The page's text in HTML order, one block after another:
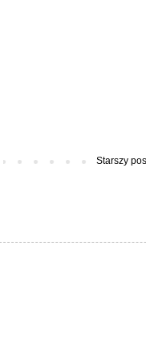
Starszy